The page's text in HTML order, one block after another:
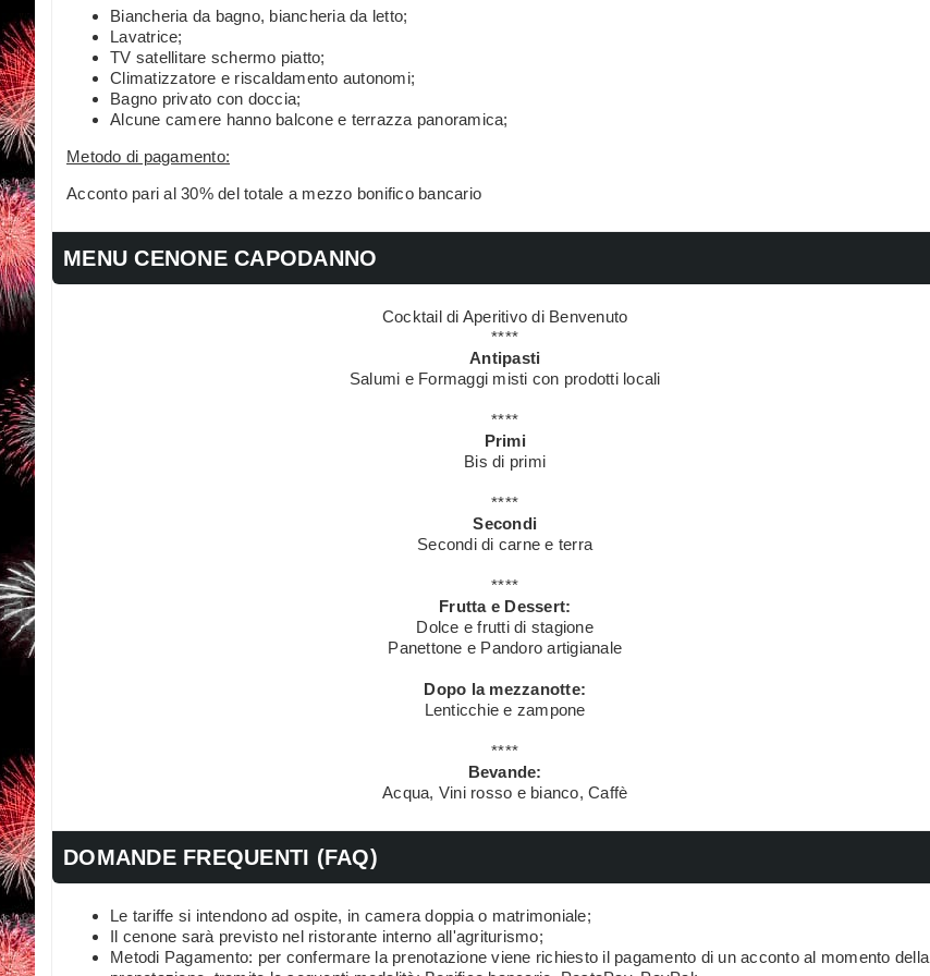
Biancheria da bagno, biancheria da letto;
Lavatrice;
TV satellitare schermo piatto;
Climatizzatore e riscaldamento autonomi;
Bagno privato con doccia;
Alcune camere hanno balcone e terrazza panoramica;
Metodo di pagamento:
Acconto pari al 30% del totale a mezzo bonifico bancario
MENU CENONE CAPODANNO
Cocktail di Aperitivo di Benvenuto
****
Antipasti
Salumi e Formaggi misti con prodotti locali
****
Primi
Bis di primi
****
Secondi
Secondi di carne e terra
****
Frutta e Dessert:
Dolce e frutti di stagione
Panettone e Pandoro artigianale
Dopo la mezzanotte:
Lenticchie e zampone
****
Bevande:
Acqua, Vini rosso e bianco, Caffè
DOMANDE FREQUENTI (FAQ)
Le tariffe si intendono ad ospite, in camera doppia o matrimoniale;
Il cenone sarà previsto nel ristorante interno all'agriturismo;
Metodi Pagamento: per confermare la prenotazione viene richiesto il pagamento di un acconto al momento della